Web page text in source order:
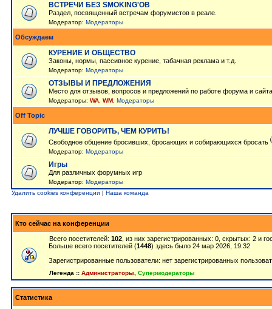
ВСТРЕЧИ БЕЗ SMOKING'OB
Раздел, посвященный встречам форумистов в реале.
Модератор: Модераторы
Обсуждаем
КУРЕНИЕ И ОБЩЕСТВО
Законы, нормы, пассивное курение, табачная реклама и т.д.
Модератор: Модераторы
ОТЗЫВЫ И ПРЕДЛОЖЕНИЯ
Место для отзывов, вопросов и предложений по работе форума и сайта
Модераторы: WA WM Модераторы
Off Topic
ЛУЧШЕ ГОВОРИТЬ, ЧЕМ КУРИТЬ!
Свободное общение бросивших, бросающих и собирающихся бросать
Модератор: Модераторы
Игры
Для различных форумных игр
Модератор: Модераторы
Удалить cookies конференции | Наша команда
Кто сейчас на конференции
Всего посетителей: 102 , из них зарегистрированных: 0, скрытых: 2 и
Больше всего посетителей (1448) здесь было 24 мар 2026, 19:32
Зарегистрированные пользователи: нет зарегистрированных
Легенда :: Администраторы Супермодераторы
Статистика